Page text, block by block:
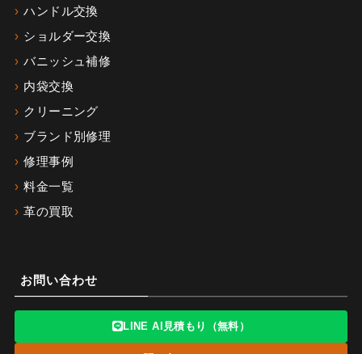
ハンドル交換
ショルダー交換
バニッシュ補修
内袋交換
クリーニング
ブランド別修理
修理事例
料金一覧
革の買取
お問い合わせ
LINE AI見積もり（無料）